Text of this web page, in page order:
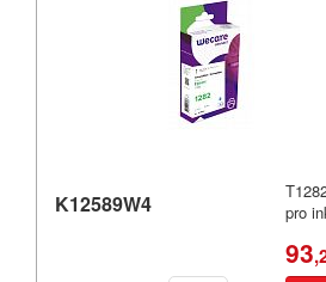
K12589W4
pro
93